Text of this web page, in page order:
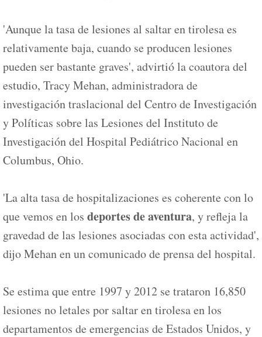
'Aunque la tasa de lesiones al saltar en tirolesa es
relativamente baja, cuando se producen lesiones
pueden ser bastante graves', advirtió la coautora del
estudio, Tracy Mehan, administradora de
investigación traslacional del Centro de Investigación
y Políticas sobre las Lesiones del Instituto de
Investigación del Hospital Pediátrico Nacional en
Columbus, Ohio.
'La alta tasa de hospitalizaciones es coherente con lo
que vemos en los deportes de aventura, y refleja la
gravedad de las lesiones asociadas con esta actividad',
dijo Mehan en un comunicado de prensa del hospital.
Se estima que entre 1997 y 2012 se trataron 16,850
lesiones no letales por saltar en tirolesa en los
departamentos de emergencias de Estados Unidos, y